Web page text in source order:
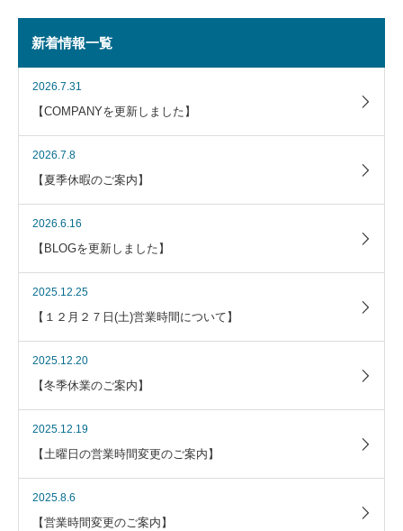
新着情報一覧
2026.7.31
【COMPANYを更新しました】
2026.7.8
【夏季休暇のご案内】
2026.6.16
【BLOGを更新しました】
2025.12.25
【１２月２７日(土)営業時間について】
2025.12.20
【冬季休業のご案内】
2025.12.19
【土曜日の営業時間変更のご案内】
2025.8.6
【営業時間変更のご案内】